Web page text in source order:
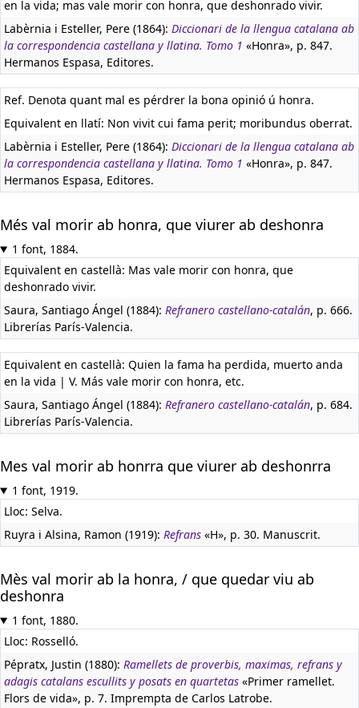
en la vida; mas vale morir con honra, que deshonrado vivir.
Labèrnia i Esteller, Pere (1864): Diccionari de la llengua catalana ab
la correspondencia castellana y llatina. Tomo 1 «Honra», p. 847.
Hermanos Espasa, Editores.
Ref. Denota quant mal es pérdrer la bona opinió ú honra.
Equivalent en llatí: Non vivit cui fama perit; moribundus oberrat.
Labèrnia i Esteller, Pere (1864): Diccionari de la llengua catalana ab
la correspondencia castellana y llatina. Tomo 1 «Honra», p. 847.
Hermanos Espasa, Editores.
Més val morir ab honra, que viurer ab deshonra
1 font, 1884.
Equivalent en castellà: Mas vale morir con honra, que
deshonrado vivir.
Saura, Santiago Ángel (1884): Refranero castellano-catalán, p. 666.
Librerías París-Valencia.
Equivalent en castellà: Quien la fama ha perdida, muerto anda
en la vida | V. Más vale morir con honra, etc.
Saura, Santiago Ángel (1884): Refranero castellano-catalán, p. 684.
Librerías París-Valencia.
Mes val morir ab honrra que viurer ab deshonrra
1 font, 1919.
Lloc: Selva.
Ruyra i Alsina, Ramon (1919): Refrans «H», p. 30. Manuscrit.
Mès val morir ab la honra, / que quedar viu ab
deshonra
1 font, 1880.
Lloc: Rosselló.
Pépratx, Justin (1880): Ramellets de proverbis, maximas, refrans y
adagis catalans escullits y posats en quartetas «Primer ramellet.
Flors de vida», p. 7. Imprempta de Carlos Latrobe.